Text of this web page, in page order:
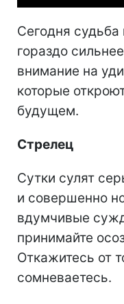
Сегодня
гораздо
внимание на
которые
будущем.
Стрелец
Сутки сулят
и совершенно
вдумчивые
принимайте
Откажитесь от
сомневаетесь.